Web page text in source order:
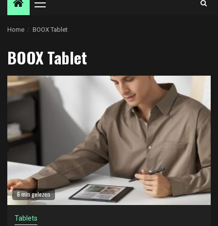
Primair
Home BOOX Tablet
BOOX Tablet
6 min gelezen
Tablets